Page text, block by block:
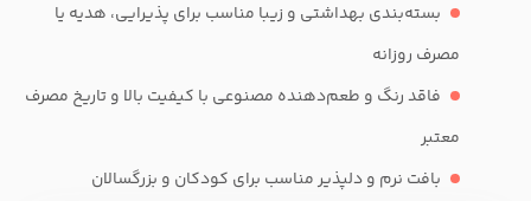
بسته‌بندی بهداشتی و زیبا مناسب برای پذیرایی، هدیه یا
مصرف روزانه
فاقد رنگ و طعم‌دهنده مصنوعی با کیفیت بالا و تاریخ مصرف
معتبر
بافت نرم و دلپذیر مناسب برای کودکان و بزرگسالان